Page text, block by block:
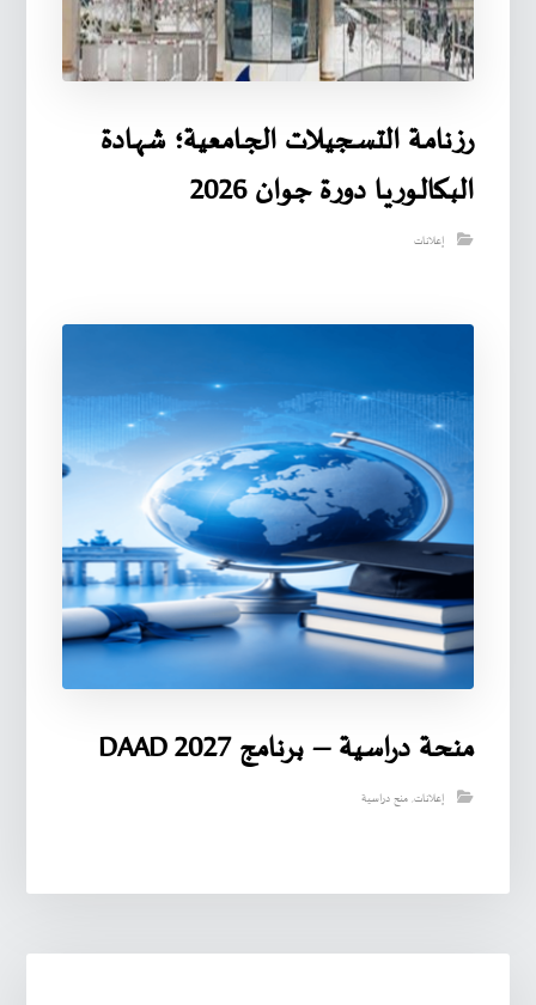
رزنامـة التسـجيـلات الجـامعية؛ شهـادة
البـكالـوريـا دورة جوان 2026
إعلانات
منحة دراسية – برنامج DAAD 2027
إعلانات,منح دراسية